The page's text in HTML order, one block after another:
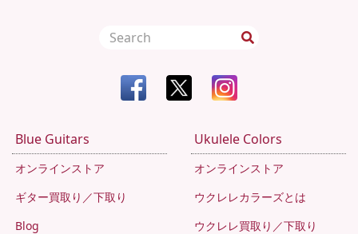
Blue Guitars
オンラインストア
ギター買取り／下取り
Blog
Ukulele Colors
オンラインストア
ウクレレカラーズとは
ウクレレ買取り／下取り